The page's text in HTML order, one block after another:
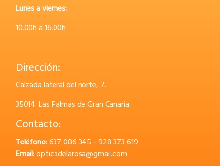
Lunes a viernes:
10.00h a 16.00h
Dirección:
Calzada lateral del norte, 7.
35014.Las Palmas de Gran Canaria.
Contacto:
Teléfono:637 086 345 - 928 373 619
Email:opticadelarosa@gmail.com